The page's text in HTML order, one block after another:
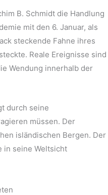
B. Schmidt die Handlung
mit den 6. Januar, als
steckende Fahne ihres
Reale Ereignisse sind
Wendung innerhalb der
durch seine
müssen. Der
isländischen Bergen. Der
in seine Weltsicht